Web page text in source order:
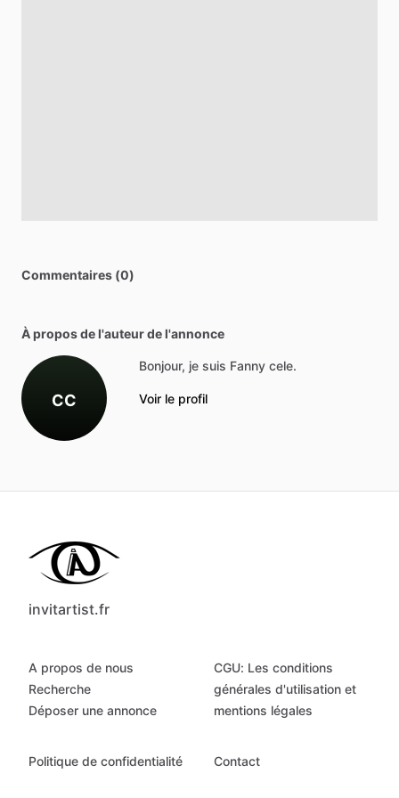
Commentaires (0)
À propos de l'auteur de l'annonce
CC
Bonjour, je suis Fanny cele.
Voir le profil
invitartist.fr
A propos de nous
Recherche
Déposer une annonce
CGU: Les conditions
générales d'utilisation et
mentions légales
Politique de confidentialité Contact